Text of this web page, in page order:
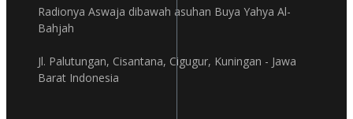
Radionya Aswaja dibawah asuhan Buya Yahya Al-
Bahjah
Jl. Palutungan, Cisantana, Cigugur, Kuningan - Jawa
Barat Indonesia